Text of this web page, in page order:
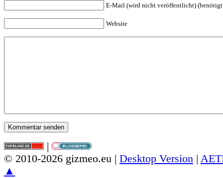
E-Mail (wird nicht veröffentlicht)
Website
|
© 2010-2026 gizmeo.eu | Desktop Version |
▲